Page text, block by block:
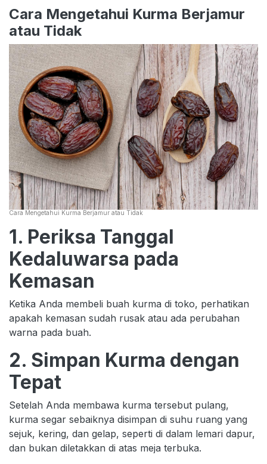
Cara Mengetahui Kurma Berjamur
atau Tidak
Cara Mengetahui Kurma Berjamur atau Tidak
1. Periksa Tanggal
Kedaluwarsa pada
Kemasan
Ketika Anda membeli buah kurma di toko, perhatikan
apakah kemasan sudah rusak atau ada perubahan
warna pada buah.
2. Simpan Kurma dengan
Tepat
Setelah Anda membawa kurma tersebut pulang,
kurma segar sebaiknya disimpan di suhu ruang yang
sejuk, kering, dan gelap, seperti di dalam lemari dapur,
dan bukan diletakkan di atas meja terbuka.